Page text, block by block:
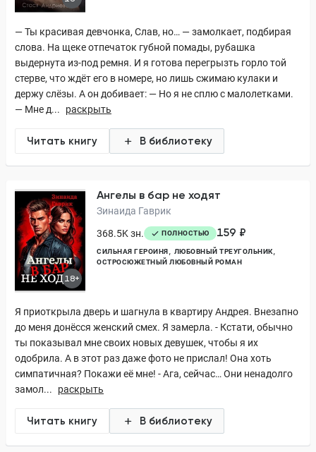
— Ты красивая девчонка, Слав, но… — замолкает, подбирая
слова. На щеке отпечаток губной помады, рубашка
выдернута из-под ремня. И я готова перегрызть горло той
стерве, что ждёт его в номере, но лишь сжимаю кулаки и
держу слёзы. А он добивает: — Но я не сплю с малолетками.
— Мне д...
раскрыть
Читать книгу В библиотеку
18+
Ангелы в бар не ходят
Зинаида Гаврик
368.5K зн.
ПОЛНОСТЬЮ 159 ₽
СИЛЬНАЯ ГЕРОИНЯ
ЛЮБОВНЫЙ ТРЕУГОЛЬНИК
ОСТРОСЮЖЕТНЫЙ ЛЮБОВНЫЙ РОМАН
Я приоткрыла дверь и шагнула в квартиру Андрея. Внезапно
до меня донёсся женский смех. Я замерла. - Кстати, обычно
ты показывал мне своих новых девушек, чтобы я их
одобрила. А в этот раз даже фото не прислал! Она хоть
симпатичная? Покажи её мне! - Ага, сейчас… Они ненадолго
замол...
раскрыть
Читать книгу В библиотеку